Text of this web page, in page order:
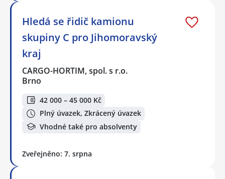
Hledá se řidič kamionu
skupiny C pro Jihomoravský
kraj
CARGO-HORTIM, spol. s r.o.
Brno
42 000 – 45 000 Kč
Plný úvazek, Zkrácený úvazek
Vhodné také pro absolventy
Zveřejněno: 7. srpna